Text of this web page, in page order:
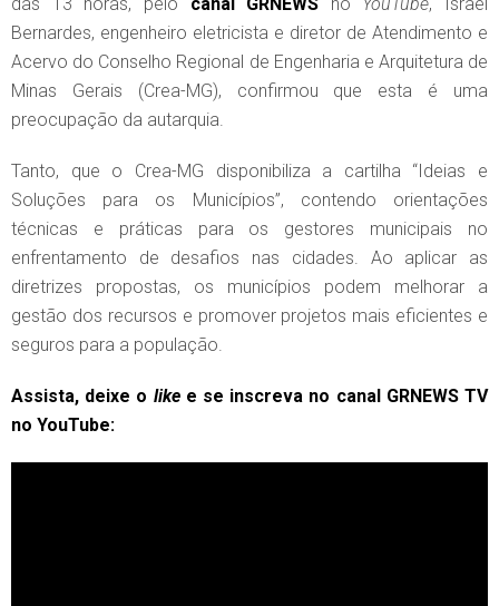
Bernardes, engenheiro eletricista e diretor de Atendimento e
Acervo do Conselho Regional de Engenharia e Arquitetura de
Minas Gerais (Crea-MG), confirmou que esta é uma
preocupação da autarquia.
Tanto, que o Crea-MG disponibiliza a cartilha “Ideias e
Soluções para os Municípios”, contendo orientações
técnicas e práticas para os gestores municipais no
enfrentamento de desafios nas cidades. Ao aplicar as
diretrizes propostas, os municípios podem melhorar a
gestão dos recursos e promover projetos mais eficientes e
seguros para a população.
Assista, deixe o likee se inscreva no canal GRNEWS TV
no YouTube: